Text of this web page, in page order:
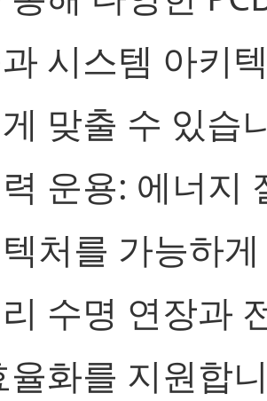
시스템 아키
맞출 수 있습
운용: 에너지
처를 가능하
수명 연장과
율화를 지원합